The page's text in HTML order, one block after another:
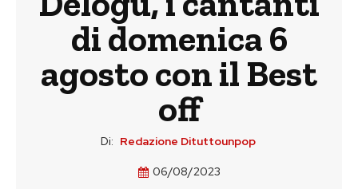
di domenica 6
agosto con il Best
off
Di: Redazione Dituttounpop
06/08/2023